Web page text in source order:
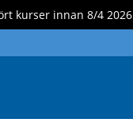
kurser innan 8/4 2026